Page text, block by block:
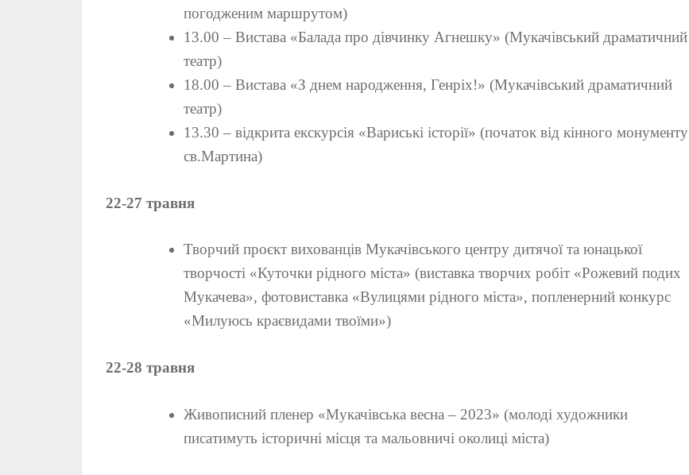
погодженим маршрутом)
13.00 – Вистава «Балада про дівчинку Агнешку» (Мукачівський драматичний
театр)
18.00 – Вистава «З днем народження, Генріх!» (Мукачівський драматичний
театр)
13.30 – відкрита екскурсія «Вариські історії» (початок від кінного монументу
св.Мартина)
22-27 травня
Творчий проєкт вихованців Мукачівського центру дитячої та юнацької
творчості «Куточки рідного міста» (виставка творчих робіт «Рожевий подих
Мукачева», фотовиставка «Вулицями рідного міста», попленерний конкурс
«Милуюсь краєвидами твоїми»)
22-28 травня
Живописний пленер «Мукачівська весна – 2023» (молоді художники
писатимуть історичні місця та мальовничі околиці міста)